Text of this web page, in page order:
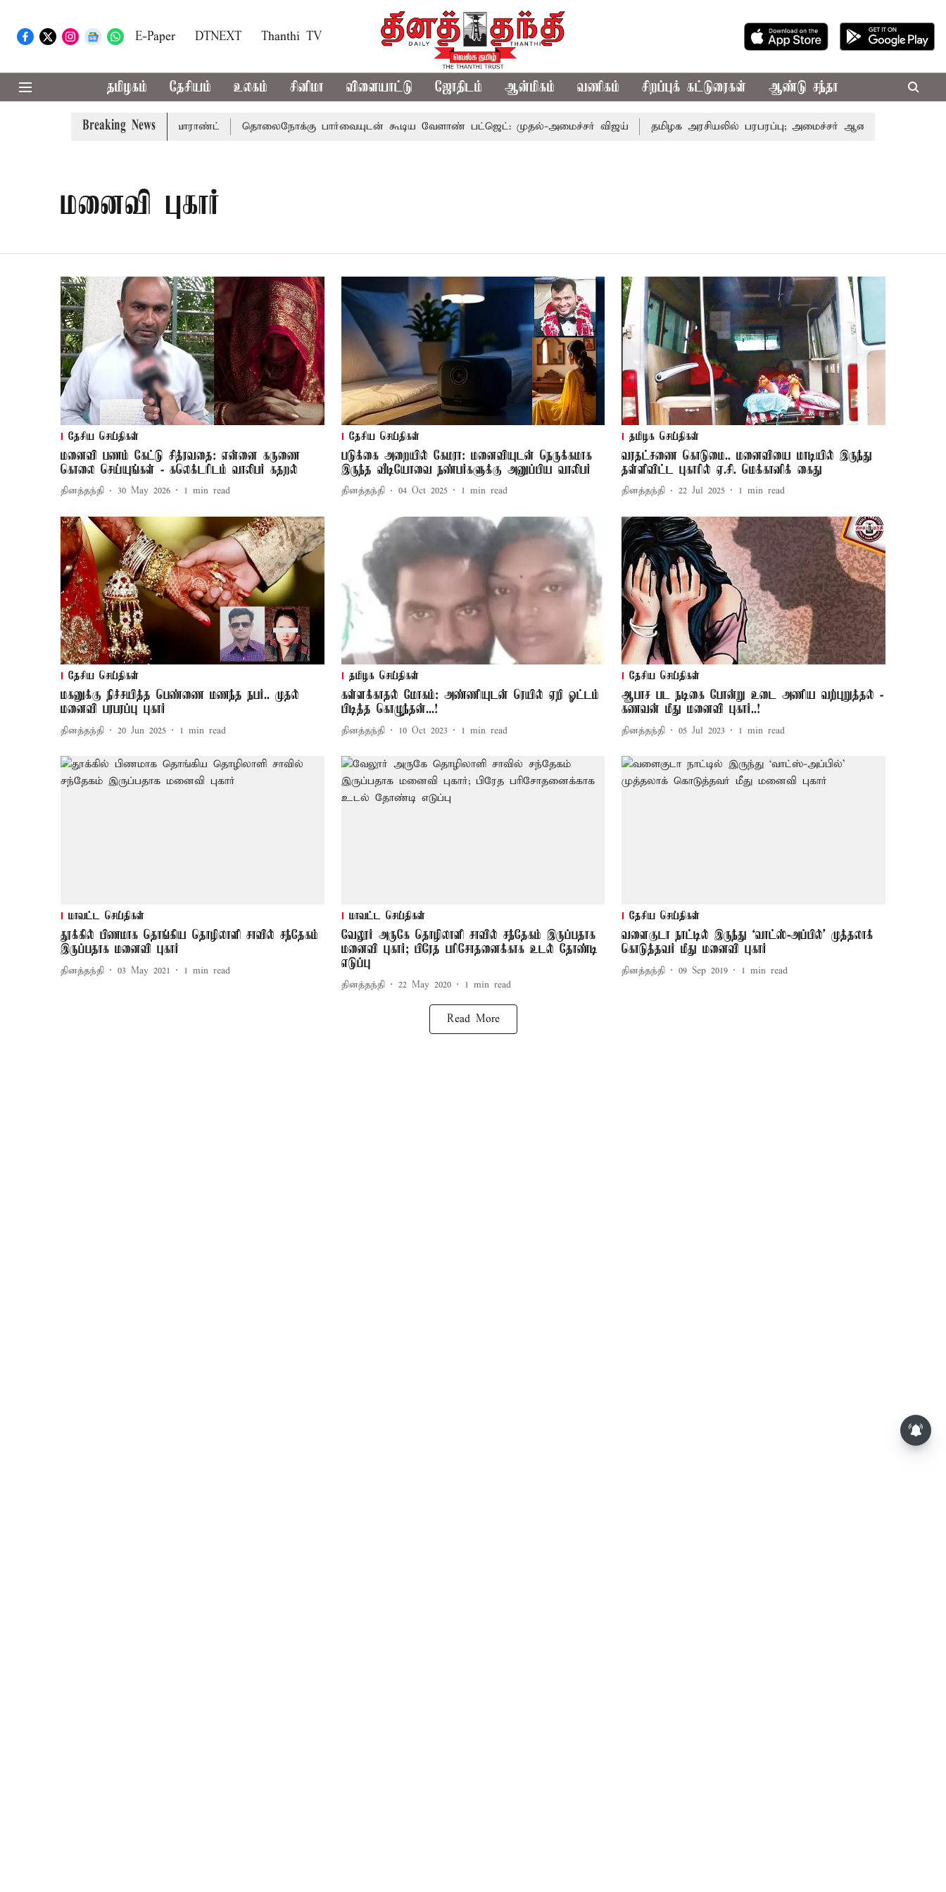
E-Paper DTNEXT Thanthi TV
தமிழகம் தேசியம் உலகம் சினிமா விளையாட்டு ஜோதிடம் ஆன்மிகம் வணிகம் சிறப்புக் கட்டுரைகள் ஆண்டு சந்தா
Breaking News
சென்னை நீதிமன்றம் பிடிவாராண்ட் தொலைநோக்கு பார்வையுடன் கூடிய வேளாண் பட்ஜெட்: முதல்-அமைச்சர் விஜய் தமிழக அரசியலில் பரபரப்பு; அமைச்சர் ஆனந்த் உடன் சி.வி.
மனைவி புகார்
தேசிய செய்திகள்
மனைவி பணம் கேட்டு சித்ரவதை: என்னை கருணை
கொலை செய்யுங்கள் - கலெக்டரிடம் வாலிபர் கதறல்
தினத்தந்தி 30 May 2026 1 min read
தேசிய செய்திகள்
படுக்கை அறையில் கேமரா: மனைவியுடன் நெருக்கமாக
இருந்த வீடியோவை நண்பர்களுக்கு அனுப்பிய வாலிபர்
தினத்தந்தி 04 Oct 2025 1 min read
தமிழக செய்திகள்
வரதட்சணை கொடுமை.. மனைவியை மாடியில் இருந்து
தள்ளிவிட்ட புகாரில் ஏ.சி. மெக்கானிக் கைது
தினத்தந்தி 22 Jul 2025 1 min read
தேசிய செய்திகள்
மகனுக்கு நிச்சயித்த பெண்ணை மணந்த நபர்.. முதல்
மனைவி பரபரப்பு புகார்
தினத்தந்தி 20 Jun 2025 1 min read
தமிழக செய்திகள்
கள்ளக்காதல் மோகம்: அண்ணியுடன் ரெயில் ஏறி ஓட்டம்
பிடித்த கொழுந்தன்...!
தினத்தந்தி 10 Oct 2023 1 min read
தேசிய செய்திகள்
ஆபாச பட நடிகை போன்று உடை அணிய வற்புறுத்தல் -
கணவன் மீது மனைவி புகார்..!
தினத்தந்தி 05 Jul 2023 1 min read
மாவட்ட செய்திகள்
தூக்கில் பிணமாக தொங்கிய தொழிலாளி சாவில் சந்தேகம்
இருப்பதாக மனைவி புகார்
தினத்தந்தி 03 May 2021 1 min read
மாவட்ட செய்திகள்
வேலூர் அருகே தொழிலாளி சாவில் சந்தேகம் இருப்பதாக
மனைவி புகார்; பிரேத பரிசோதனைக்காக உடல் தோண்டி
எடுப்பு
தினத்தந்தி 22 May 2020 1 min read
தேசிய செய்திகள்
வளைகுடா நாட்டில் இருந்து ‘வாட்ஸ்-அப்பில்’ முத்தலாக்
கொடுத்தவர் மீது மனைவி புகார்
தினத்தந்தி 09 Sep 2019 1 min read
Read More